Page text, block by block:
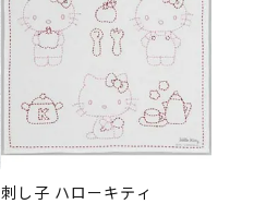
刺し子 ハローキティ